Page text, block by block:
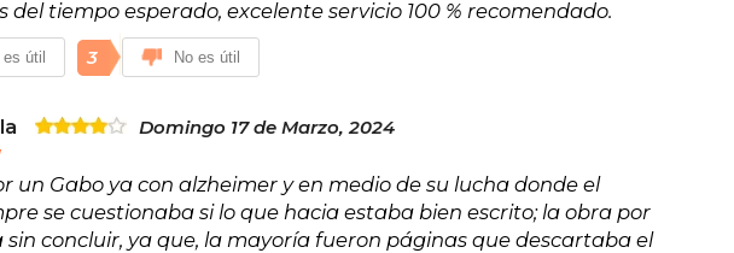
del tiempo esperado, excelente servicio 100 % recomendado.
útil 3 No es útil
Domingo 17 de Marzo, 2024
un Gabo ya con alzheimer y en medio de su lucha donde el
se cuestionaba si lo que hacia estaba bien escrito; la obra por
sin concluir, ya que, la mayoría fueron páginas que descartaba el